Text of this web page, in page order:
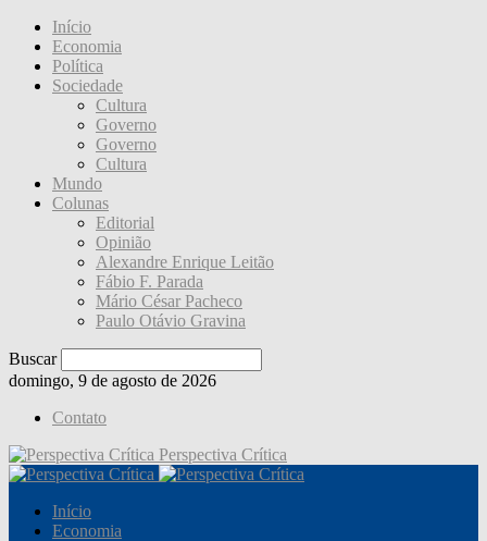
Início
Economia
Política
Sociedade
Cultura
Governo
Governo
Cultura
Mundo
Colunas
Editorial
Opinião
Alexandre Enrique Leitão
Fábio F. Parada
Mário César Pacheco
Paulo Otávio Gravina
Buscar
domingo, 9 de agosto de 2026
Contato
Perspectiva Crítica
Início
Economia